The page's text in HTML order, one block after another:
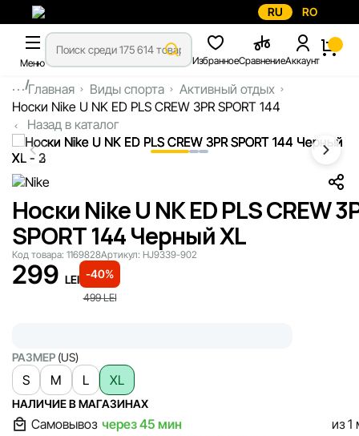
RU RO
Меню ИзбранноеСравнениеАккаунт
...Главная Виды спорта
Активный отдых
Носки Nike U NK ED PLS CREW 3PR SPORT 144
Назад в каталог
Носки Nike U NK ED PLS CREW
SPORT 144 Черный XL
Код товара: 1169828Артикул: HJ9339-902
-40%
499LEI
299 LEI
РАЗМЕР (US)
S M L XL
НАЛИЧИЕ В МАГАЗИНАХ
Самовывоз через 45 мин из 1